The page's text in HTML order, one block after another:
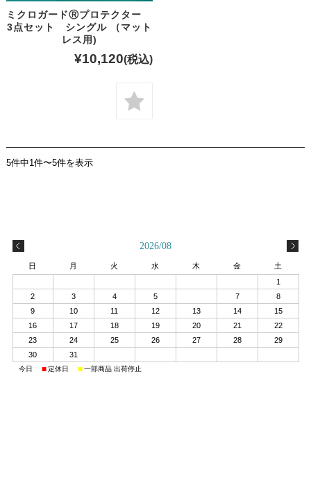
ミクロガードⓇプロテクター
3点セット シングル （マット
レス用)
¥10,120(税込)
5件中1件〜5件を表示
2026/08
日 月 火 水 木 金
土
1
2
3 4 5 7
8
9
10 11 12 13 14
15
16
17 18 19 20 21
22
23
24 25 26 27 28
29
30
31
今日 ■ 定休日 ■ 一部商品 出荷停止